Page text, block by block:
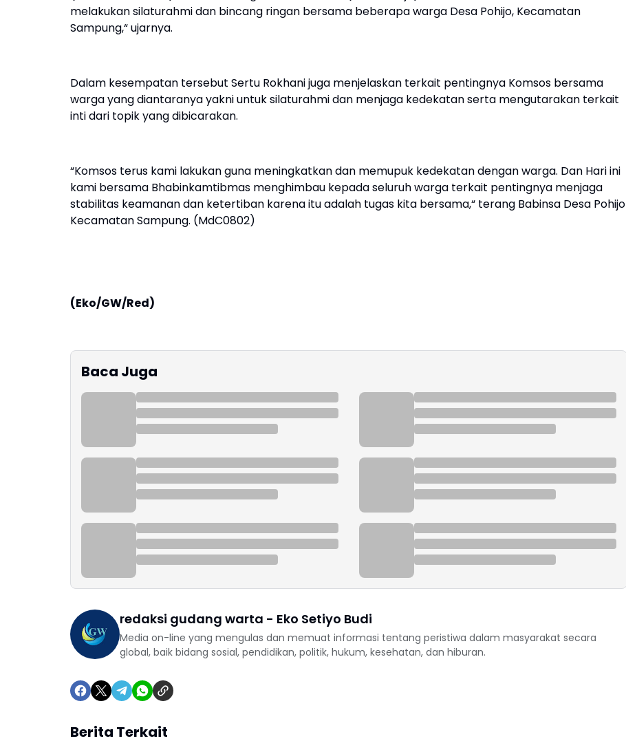
melakukan silaturahmi dan bincang ringan bersama beberapa warga Desa Pohijo, Kecamatan
Sampung,“ ujarnya.
Dalam kesempatan tersebut Sertu Rokhani juga menjelaskan terkait pentingnya Komsos bersama
warga yang diantaranya yakni untuk silaturahmi dan menjaga kedekatan serta mengutarakan terkait
inti dari topik yang dibicarakan.
“Komsos terus kami lakukan guna meningkatkan dan memupuk kedekatan dengan warga. Dan Hari ini
kami bersama Bhabinkamtibmas menghimbau kepada seluruh warga terkait pentingnya menjaga
stabilitas keamanan dan ketertiban karena itu adalah tugas kita bersama,“ terang Babinsa Desa Pohijo
Kecamatan Sampung. (MdC0802)
(Eko/GW/Red)
Baca Juga
redaksi gudang warta - Eko Setiyo Budi
Media on-line yang mengulas dan memuat informasi tentang peristiwa dalam masyarakat secara
global, baik bidang sosial, pendidikan, politik, hukum, kesehatan, dan hiburan.
Berita Terkait